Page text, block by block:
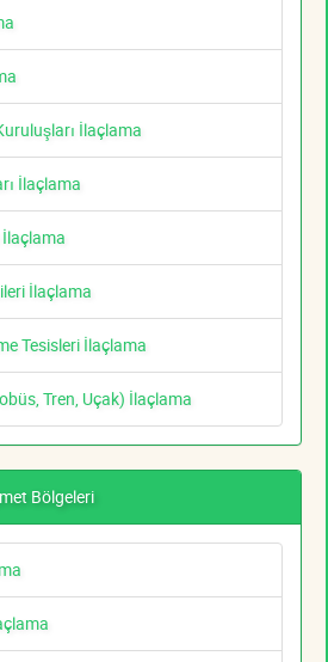
İlaçlama
İlaçlama
İlaçlama
İlaçlama
Tesisleri İlaçlama
Tren, Uçak) İlaçlama
Bölgeleri